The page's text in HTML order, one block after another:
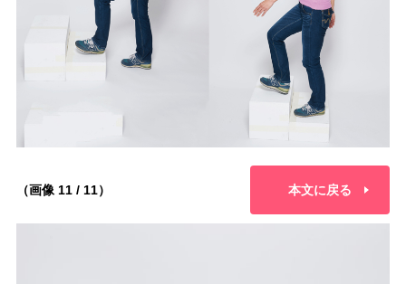
（画像 11 / 11） 本文に戻る